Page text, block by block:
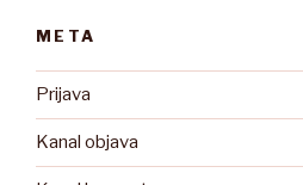
META
Prijava
Kanal objava